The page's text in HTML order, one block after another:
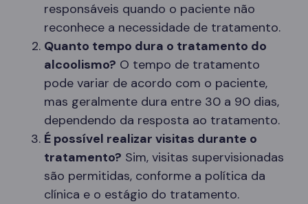
responsáveis quando o paciente não
reconhece a necessidade de tratamento.
Quanto tempo dura o tratamento do
alcoolismo? O tempo de tratamento
pode variar de acordo com o paciente,
mas geralmente dura entre 30 a 90 dias,
dependendo da resposta ao tratamento.
É possível realizar visitas durante o
tratamento? Sim, visitas supervisionadas
são permitidas, conforme a política da
clínica e o estágio do tratamento.